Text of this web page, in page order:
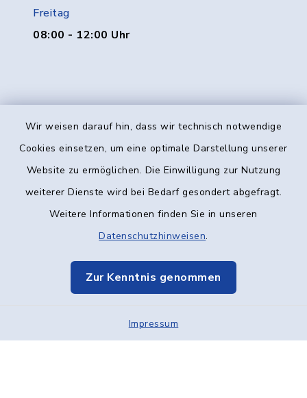
Wir weisen darauf hin, dass wir technisch notwendige
Cookies einsetzen, um eine optimale Darstellung unserer
Website zu ermöglichen. Die Einwilligung zur Nutzung
weiterer Dienste wird bei Bedarf gesondert abgefragt.
Weitere Informationen finden Sie in unseren
Datenschutzhinweisen.
Zur Kenntnis genommen
Impressum
Freitag
08:00 - 12:00 Uhr
Kontakt
Datenschutz
Elektronische Kommunikation
Sitemap